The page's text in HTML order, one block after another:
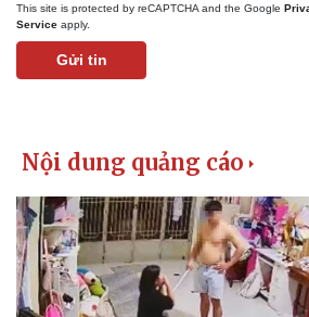
This site is protected by reCAPTCHA and the Google
Service apply.
Gửi tin